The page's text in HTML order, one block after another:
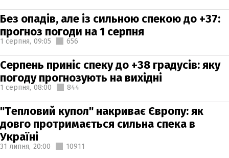
Без опадів, але із сильною спекою до +37:
прогноз погоди на 1 серпня
1 серпня, 09:05 656
Серпень приніс спеку до +38 градусів: яку
погоду прогнозують на вихідні
1 серпня, 08:00 844
"Тепловий купол" накриває Європу: як
довго протримається сильна спека в
Україні
31 липня, 20:00 10911